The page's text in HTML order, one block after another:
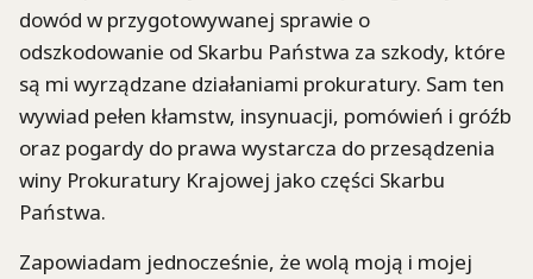
dowód w przygotowywanej sprawie o
odszkodowanie od Skarbu Państwa za szkody, które
są mi wyrządzane działaniami prokuratury. Sam ten
wywiad pełen kłamstw, insynuacji, pomówień i gróźb
oraz pogardy do prawa wystarcza do przesądzenia
winy Prokuratury Krajowej jako części Skarbu
Państwa.
Zapowiadam jednocześnie, że wolą moją i mojej